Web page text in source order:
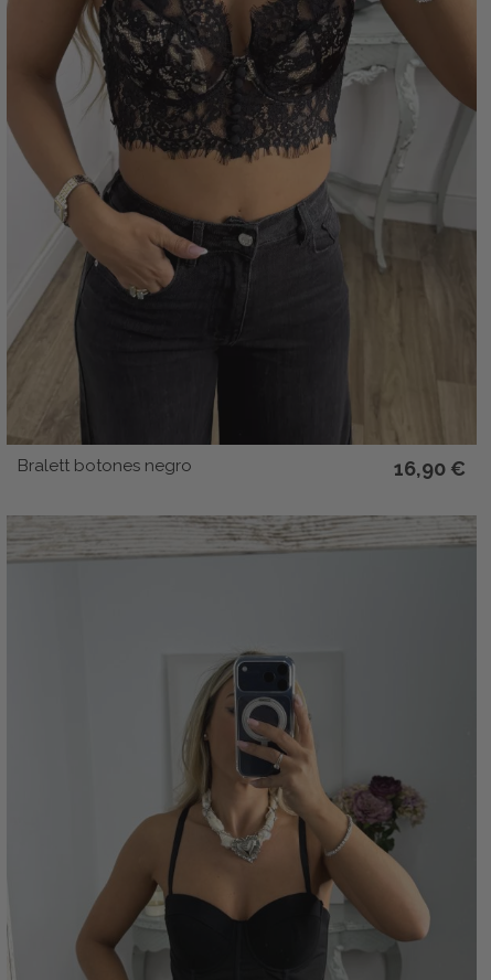
Bralett botones negro 16,90 €